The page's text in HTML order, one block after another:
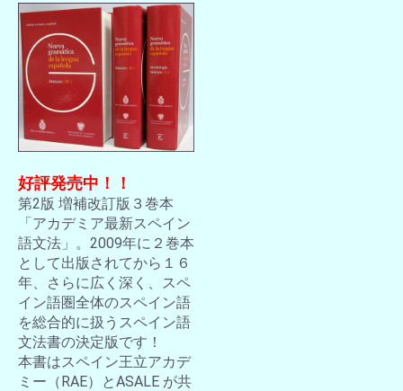
好評発売中！！
第2版 増補改訂版３巻本
「アカデミア最新スペイン
語文法」。2009年に２巻本
として出版されてから１６
年、さらに広く深く、スペ
イン語圏全体のスペイン語
を総合的に扱うスペイン語
文法書の決定版です！
本書はスペイン王立アカデ
ミー（RAE）とASALE が共